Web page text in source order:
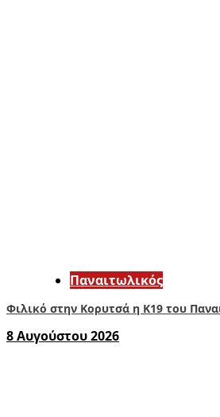
Παναιτωλικός
Φιλικό στην Κορυτσά η Κ19 του
8 Αυγούστου 2026